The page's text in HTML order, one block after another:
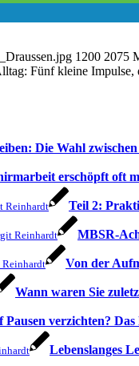
1200 2075
Fünf kleine Impulse,
Die Wahl
erschöpft oft
Reinhardt Teil 2:
Reinhardt MBSR-
Von der
Wann waren Sie
Pausen verzichten? Das
Lebenslanges